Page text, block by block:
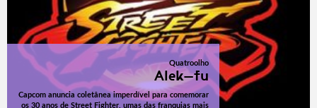
Quatroolho
Alek-fu
Capcom anuncia coletânea imperdível para comemorar
os 30 anos de Street Fighter, umas das franquias mais